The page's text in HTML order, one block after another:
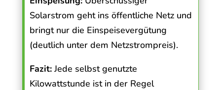
Solarstrom geht ins öffentliche Netz und
bringt nur die Einspeisevergütung
(deutlich unter dem Netzstrompreis).
Fazit:Jede selbst genutzte
Kilowattstunde ist in der Regel